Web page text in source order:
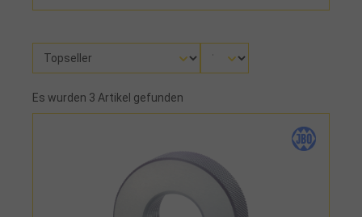
Es wurden 3 Artikel gefunden